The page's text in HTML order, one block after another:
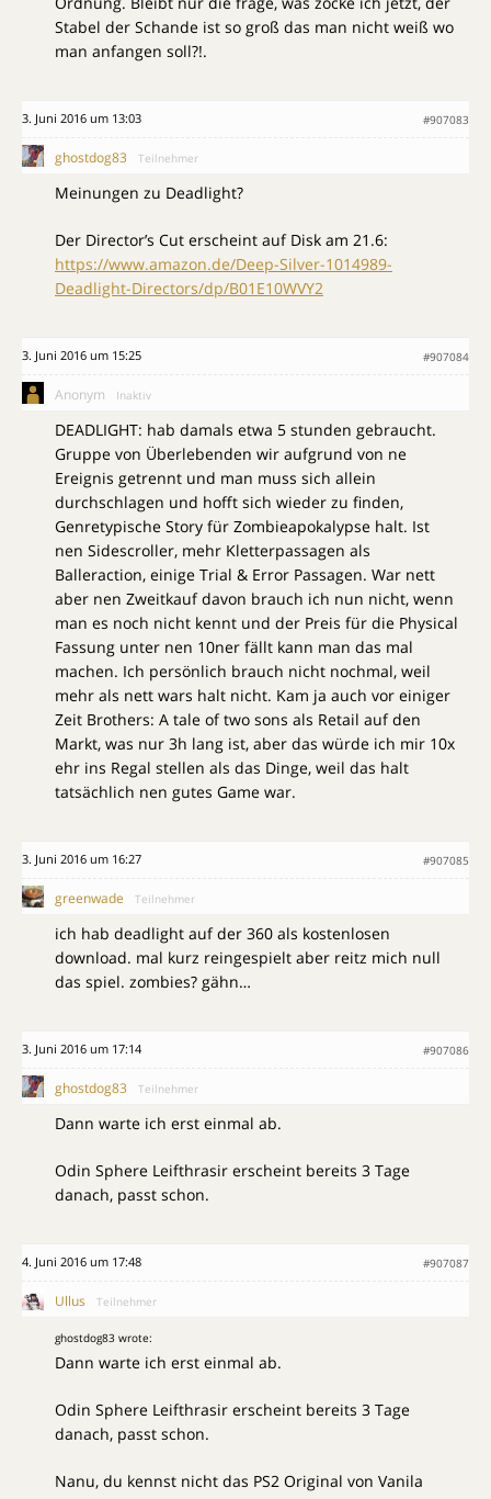
Stabel der Schande ist so groß das man nicht weiß wo
man anfangen soll?!.
3. Juni 2016 um 13:03 #907083
ghostdog83 Teilnehmer
Meinungen zu Deadlight?
Der Director’s Cut erscheint auf Disk am 21.6:
https://www.amazon.de/Deep-Silver-1014989-
Deadlight-Directors/dp/B01E10WVY2
3. Juni 2016 um 15:25 #907084
Anonym Inaktiv
DEADLIGHT: hab damals etwa 5 stunden gebraucht.
Gruppe von Überlebenden wir aufgrund von ne
Ereignis getrennt und man muss sich allein
durchschlagen und hofft sich wieder zu finden,
Genretypische Story für Zombieapokalypse halt. Ist
nen Sidescroller, mehr Kletterpassagen als
Balleraction, einige Trial & Error Passagen. War nett
aber nen Zweitkauf davon brauch ich nun nicht, wenn
man es noch nicht kennt und der Preis für die Physical
Fassung unter nen 10ner fällt kann man das mal
machen. Ich persönlich brauch nicht nochmal, weil
mehr als nett wars halt nicht. Kam ja auch vor einiger
Zeit Brothers: A tale of two sons als Retail auf den
Markt, was nur 3h lang ist, aber das würde ich mir 10x
ehr ins Regal stellen als das Dinge, weil das halt
tatsächlich nen gutes Game war.
3. Juni 2016 um 16:27 #907085
greenwade Teilnehmer
ich hab deadlight auf der 360 als kostenlosen
download. mal kurz reingespielt aber reitz mich null
das spiel. zombies? gähn…
3. Juni 2016 um 17:14 #907086
ghostdog83 Teilnehmer
Dann warte ich erst einmal ab.
Odin Sphere Leifthrasir‎ erscheint bereits 3 Tage
danach, passt schon.
4. Juni 2016 um 17:48 #907087
Ullus Teilnehmer
ghostdog83 wrote:
Dann warte ich erst einmal ab.
Odin Sphere Leifthrasir‎ erscheint bereits 3 Tage
danach, passt schon.
Nanu, du kennst nicht das PS2 Original von Vanila